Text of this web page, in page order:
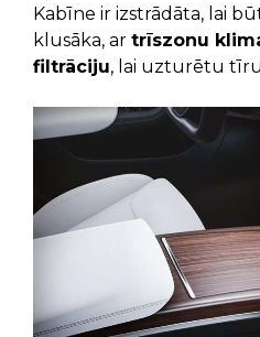
Kabīne ir izstrādāta, lai
klusāka, ar trīszonu
filtrāciju, lai uzturētu